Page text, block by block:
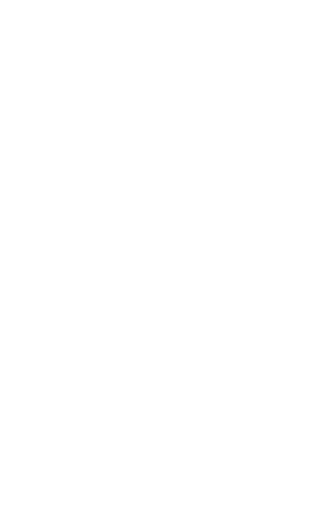
oblíbených hotelů